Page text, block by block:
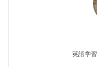
英語学